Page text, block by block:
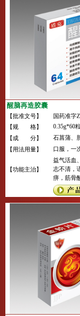
醒脑再造胶囊
【批准文号】
国药准字
【规 格】
0.35g*60
【成 分】
石菖蒲、
明、珍珠
【用法用量】
口服，一
时各服4粒
【功能主治】
益气活血
志不清，
痹，筋骨
血栓形成